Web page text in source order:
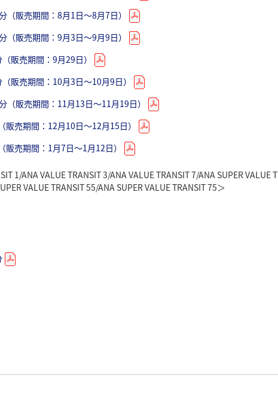
（販売期間：8月8日～8月14日）
販売期間：9月12日～9月18日）
販売期間：9月29日）
販売期間：10月11日～10月17日）
販売期間：11月6日～11月8日）
売期間：11月15日～11月21日）
販売期間：11月29日）
販売期間：12月17日～12月23日）
販売期間：1月9日～1月15日）
1/ANA VALUE TRANSIT 3/ANA VALUE TRANSIT 7/ANA SUPER VALUE
VALUE TRANSIT 55/ANA SUPER VALUE TRANSIT 75＞
1/3/7」「ANA SUPER VALUE 21/28/45/55/75」
販売期間：12月17日～12月23日）
販売期間：1月9日～1月15日）
販売期間：2月8日～2月13日）
売期間：2月28日）
売期間：3月11日～3月17日）
売期間：4月2日～4月8日）
売期間：5月9日～5月15日）
販売期間：6月10日～6月16日）
売期間：6月29日）
販売期間：7月8日～7月14日）
販売期間：8月1日～8月7日）
1/ANA VALUE TRANSIT 3/ANA VALUE TRANSIT 7/ANA SUPER VALUE
販売期間：8月1日～8月7日）
販売期間：9月3日～9月9日）
販売期間：9月29日）
販売期間：10月3日～10月9日）
販売期間：11月13日～11月19日）
売期間：12月10日～12月15日）
売期間：1月7日～1月12日）
1/ANA VALUE TRANSIT 3/ANA VALUE TRANSIT 7/ANA SUPER VALUE
VALUE TRANSIT 55/ANA SUPER VALUE TRANSIT 75＞
の最新の運賃表をご確認いただけます。